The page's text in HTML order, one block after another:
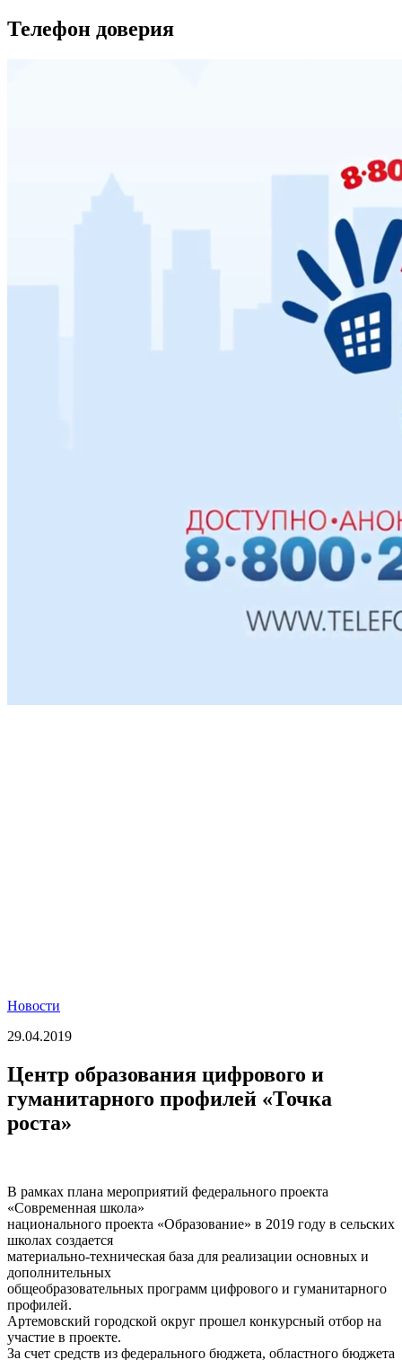
Телефон доверия
Новости
29.04.2019
Центр образования цифрового и
гуманитарного профилей «Точка
роста»
В рамках плана мероприятий федерального проекта
«Современная школа»
национального проекта «Образование» в 2019 году в сельских
школах создается
материально-техническая база для реализации основных и
дополнительных
общеобразовательных программ цифрового и гуманитарного
профилей.
Артемовский городской округ прошел конкурсный отбор на
участие в проекте.
За счет средств из федерального бюджета, областного бюджета